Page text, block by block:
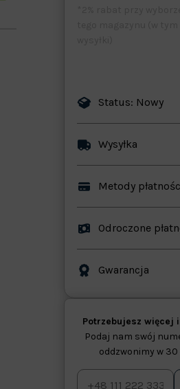
Status: Nowy
Wysyłka
Metody
Odroczone
Gwarancja
Potrzebujesz więcej
Podaj nam swój
oddzwonimy w